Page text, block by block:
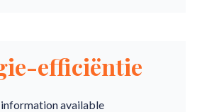
efficiëntie
available